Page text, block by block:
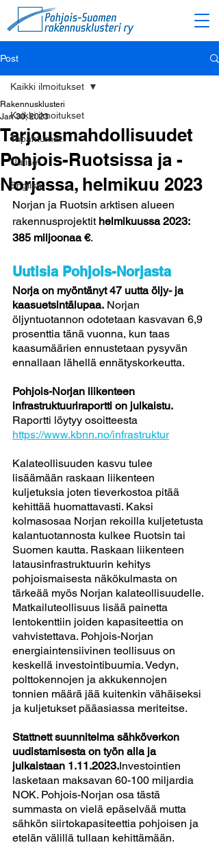
Post
Kaikki ilmoitukset
Tapahtumat
Uutiset
English
Kaikki ilmoitukset
Tarjousmahdollisuudet
Pohjois-Ruotsissa ja -
Norjassa, helmikuu 2023
Rakennusklusteri
Jan 30, 2023
Norjan ja Ruotsin arktisen alueen
rakennusprojektit helmikuussa 2023:
385 miljoonaa €.
Uutisia Pohjois-Norjasta
Norja on myöntänyt 47 uutta öljy- ja
kaasuetsintälupaa. Norjan
öljyntuotannon odotetaan kasvavan 6,9
prosenttia tänä vuonna, kun taas
kaasumäärien ennustetaan pysyvän
ennallaan lähellä ennätyskorkeutta.
Pohjois-Norjan liikenteen
infrastruktuuriraportti on julkaistu.
Raportti löytyy osoitteesta
https://www.kbnn.no/infrastruktur
Kalateollisuuden kasvu tulee
lisäämään raskaan liikenteen
kuljetuksia joten tieverkostoa pitää
kehittää huomattavasti. Kaksi
kolmasosaa Norjan rekoilla kuljetetusta
kalantuotannosta kulkee Ruotsin tai
Suomen kautta. Raskaan liikenteen
latausinfrastruktuurin kehitys
pohjoismaisesta näkökulmasta on
tärkeää myös Norjan kalateollisuudelle.
Matkailuteollisuus lisää painetta
lentokenttiin joiden kapasiteettia on
vahvistettava. Pohjois-Norjan
energiaintensiivinen teollisuus on
keskellä investointibuumia. Vedyn,
polttokennojen ja akkukennojen
tonnien määrä jää kuitenkin vähäiseksi
ja kuljetukset pääasiassa meriteitse.
Stattnett suunnitelma sähköverkon
uudistamisesta on työn alla ja
julkaistaan 1.11.2023.Investointien
lasketaan maksavan 60-100 miljardia
NOK. Pohjois-Norjan osa tästä
summasta on vielä epäselvää mutta
sähkön siirtokapasiteettia pohjoisen ja
etelän välillä tullaan kehittämään.